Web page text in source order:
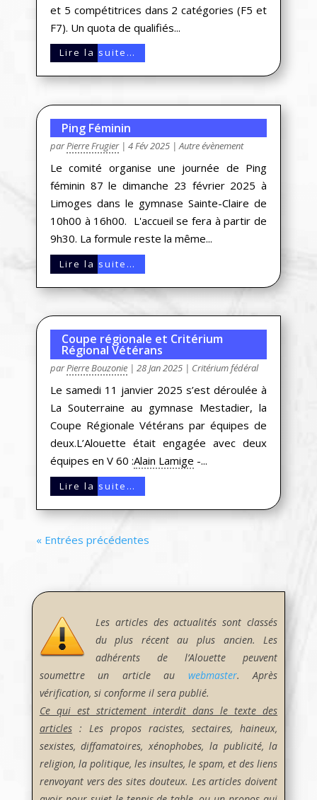
et 5 compétitrices dans 2 catégories (F5 et
F7). Un quota de qualifiés...
Lire la suite…
Ping Féminin
parPierre Frugier| 4 Fév 2025|Autre évènement
Le comité organise une journée de Ping
féminin 87 le dimanche 23 février 2025 à
Limoges dans le gymnase Sainte-Claire de
10h00 à 16h00. L'accueil se fera à partir de
9h30. La formule reste la même...
Lire la suite…
Coupe régionale et Critérium
Régional Vétérans
parPierre Bouzonie| 28 Jan 2025| Critérium fédéral
Le samedi 11 janvier 2025 s’est déroulée à
La Souterraine au gymnase Mestadier, la
Coupe Régionale Vétérans par équipes de
deux.L’Alouette était engagée avec deux
équipes en V 60 :Alain Lamige -...
Lire la suite…
« Entrées précédentes
Les articles des actualités sont classés
du plus récent au plus ancien. Les
adhérents de l’Alouette peuvent
soumettre un article au webmaster. Après
vérification, si conforme il sera publié.
Ce qui est strictement interdit dans le texte des
articles: Les propos racistes, sectaires, haineux,
sexistes, diffamatoires, xénophobes, la publicité, la
religion, la politique, les insultes, le spam, et des liens
renvoyant vers des sites douteux. Les articles doivent